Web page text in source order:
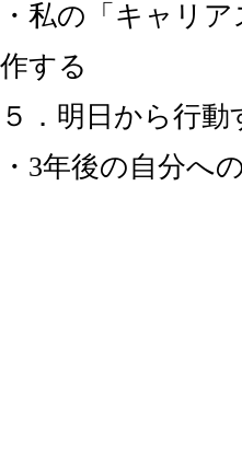
・私の「キャリ
作する
５．明日から行動
・3年後の自分へ